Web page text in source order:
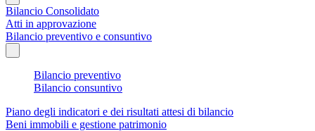
Bilancio Consolidato
Atti in approvazione
Bilancio preventivo e consuntivo
Bilancio preventivo
Bilancio consuntivo
Piano degli indicatori e dei risultati attesi di bilancio
Beni immobili e gestione patrimonio